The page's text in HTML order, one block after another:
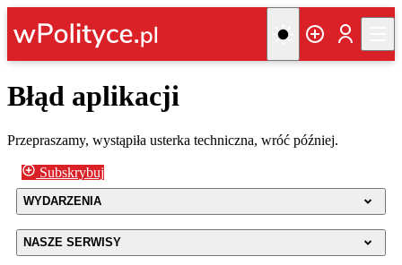
Błąd aplikacji
Przepraszamy, wystąpiła usterka techniczna, wróć później.
Subskrybuj
WYDARZENIA
NASZE SERWISY